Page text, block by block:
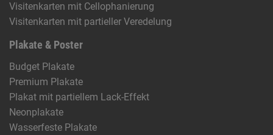
Visitenkarten mit Cellophanierung
Visitenkarten mit partieller Veredelung
Plakate & Poster
Budget Plakate
Premium Plakate
Plakat mit partiellem Lack-Effekt
Neonplakate
Wasserfeste Plakate